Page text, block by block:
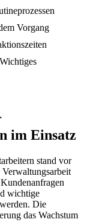
Vorgang
im Einsatz
stand vor
wichtige
Die
das Wachstum